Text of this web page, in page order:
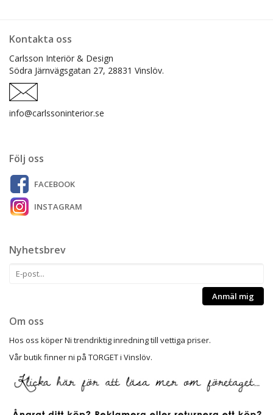
Kontakta oss
Carlsson Interiör & Design
Södra Järnvägsgatan 27, 28831 Vinslöv.
info@carlssoninterior.se
Följ oss
FACEBOOK
INSTAGRAM
Nyhetsbrev
Anmäl mig
Om oss
Hos oss köper Ni trendriktig inredning till vettiga priser.
Vår butik finner ni på TORGET i Vinslöv.